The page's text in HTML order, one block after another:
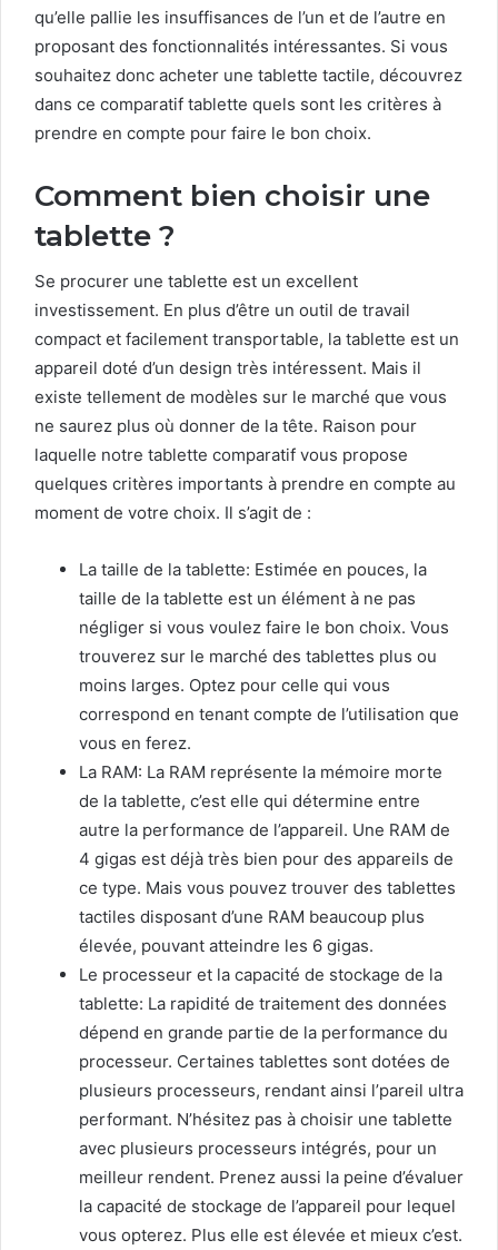
qu’elle pallie les insuffisances de l’un et de l’autre en
proposant des fonctionnalités intéressantes. Si vous
souhaitez donc acheter une tablette tactile, découvrez
dans ce comparatif tablette quels sont les critères à
prendre en compte pour faire le bon choix.
Comment bien choisir une
tablette ?
Se procurer une tablette est un excellent
investissement. En plus d’être un outil de travail
compact et facilement transportable, la tablette est un
appareil doté d’un design très intéressent. Mais il
existe tellement de modèles sur le marché que vous
ne saurez plus où donner de la tête. Raison pour
laquelle notre tablette comparatif vous propose
quelques critères importants à prendre en compte au
moment de votre choix. Il s’agit de :
La taille de la tablette: Estimée en pouces, la
taille de la tablette est un élément à ne pas
négliger si vous voulez faire le bon choix. Vous
trouverez sur le marché des tablettes plus ou
moins larges. Optez pour celle qui vous
correspond en tenant compte de l’utilisation que
vous en ferez.
La RAM: La RAM représente la mémoire morte
de la tablette, c’est elle qui détermine entre
autre la performance de l’appareil. Une RAM de
4 gigas est déjà très bien pour des appareils de
ce type. Mais vous pouvez trouver des tablettes
tactiles disposant d’une RAM beaucoup plus
élevée, pouvant atteindre les 6 gigas.
Le processeur et la capacité de stockage de la
tablette: La rapidité de traitement des données
dépend en grande partie de la performance du
processeur. Certaines tablettes sont dotées de
plusieurs processeurs, rendant ainsi l’pareil ultra
performant. N’hésitez pas à choisir une tablette
avec plusieurs processeurs intégrés, pour un
meilleur rendent. Prenez aussi la peine d’évaluer
la capacité de stockage de l’appareil pour lequel
vous opterez. Plus elle est élevée et mieux c’est.